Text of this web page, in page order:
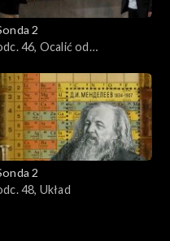
2
46, Ocalić od
2
48, Układ